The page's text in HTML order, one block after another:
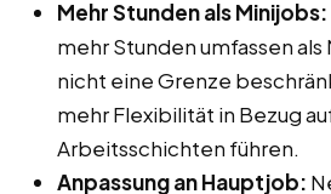
Mehr Stunden als Minijobs:
mehr Stunden umfassen als
nicht eine Grenze
mehr Flexibilität in Bezug
Arbeitsschichten führen.
Anpassung an Hauptjob: